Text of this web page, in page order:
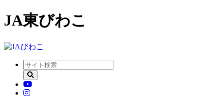
JA東びわこ